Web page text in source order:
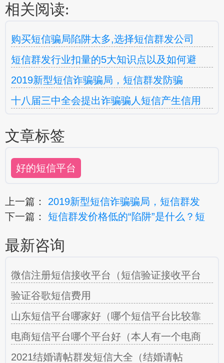
相关阅读:
购买短信骗局陷阱太多,选择短信群发公司
短信群发行业扣量的5大知识点以及如何避
2019新型短信诈骗骗局，短信群发防骗
十八届三中全会提出诈骗骗人短信产生信用
文章标签
好的短信平台
上一篇： 2019新型短信诈骗骗局，短信群发
下一篇： 短信群发价格低的“陷阱”是什么？短
最新咨询
微信注册短信接收平台（短信验证接收平台
验证谷歌短信费用
山东短信平台哪家好（哪个短信平台比较靠
电商短信平台哪个平台好（本人有一个电商
2021结婚请帖群发短信大全（结婚请帖